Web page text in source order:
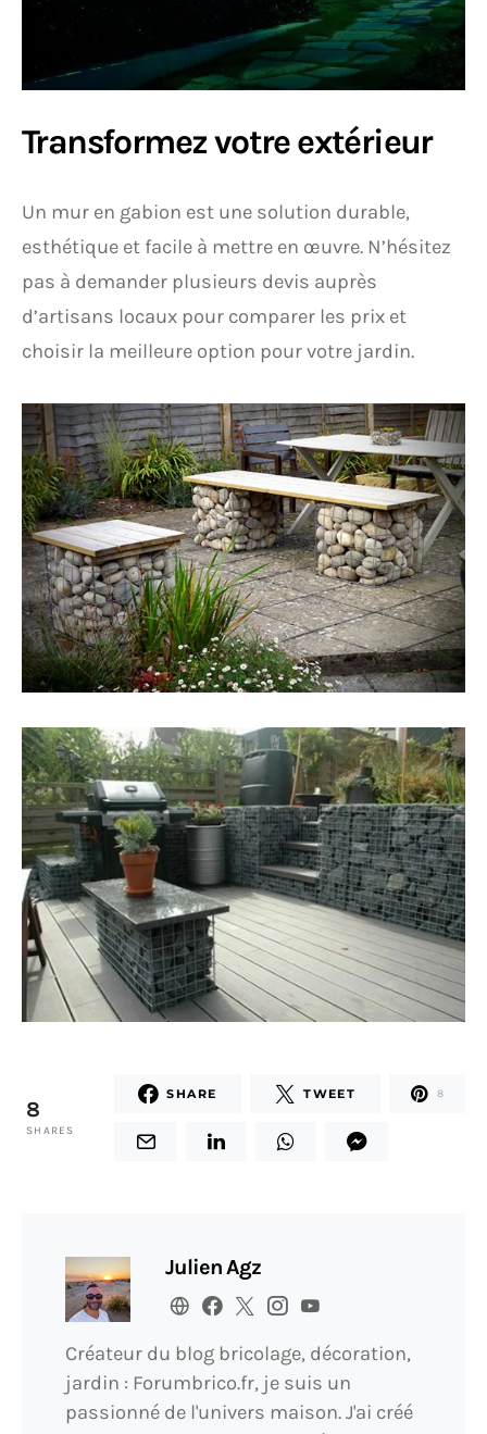
Transformez votre extérieur
Un mur en gabion est une solution durable,
esthétique et facile à mettre en œuvre. N’hésitez
pas à demander plusieurs devis auprès
d’artisans locaux pour comparer les prix et
choisir la meilleure option pour votre jardin.
8
SHARES
SHARE TWEET 8
Julien Agz
Créateur du blog bricolage, décoration,
jardin : Forumbrico.fr, je suis un
passionné de l'univers maison. J'ai créé